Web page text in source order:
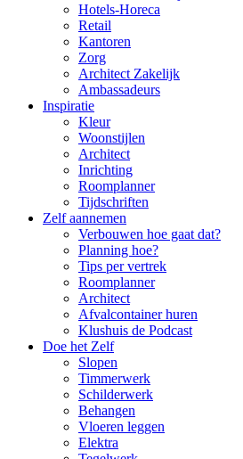
Hotels-Horeca
Retail
Kantoren
Zorg
Architect Zakelijk
Ambassadeurs
Inspiratie
Kleur
Woonstijlen
Architect
Inrichting
Roomplanner
Tijdschriften
Zelf aannemen
Verbouwen hoe gaat dat?
Planning hoe?
Tips per vertrek
Roomplanner
Architect
Afvalcontainer huren
Klushuis de Podcast
Doe het Zelf
Slopen
Timmerwerk
Schilderwerk
Behangen
Vloeren leggen
Elektra